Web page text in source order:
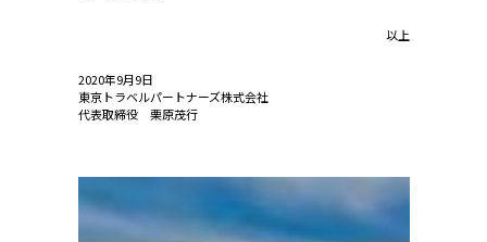
以上
2020年9月9日
東京トラベルパートナーズ株式会社
代表取締役 栗原茂行